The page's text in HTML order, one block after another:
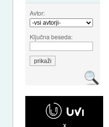
Avtor:
Ključna beseda: